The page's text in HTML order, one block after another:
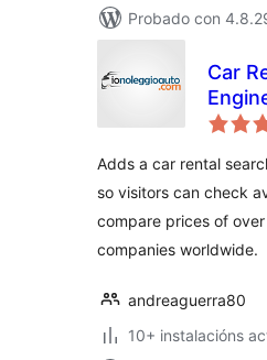
Probado con
Car
Adds a car rental
so visitors can check
compare prices of
companies worldwide.
andreaguerra80
10+ instalacións